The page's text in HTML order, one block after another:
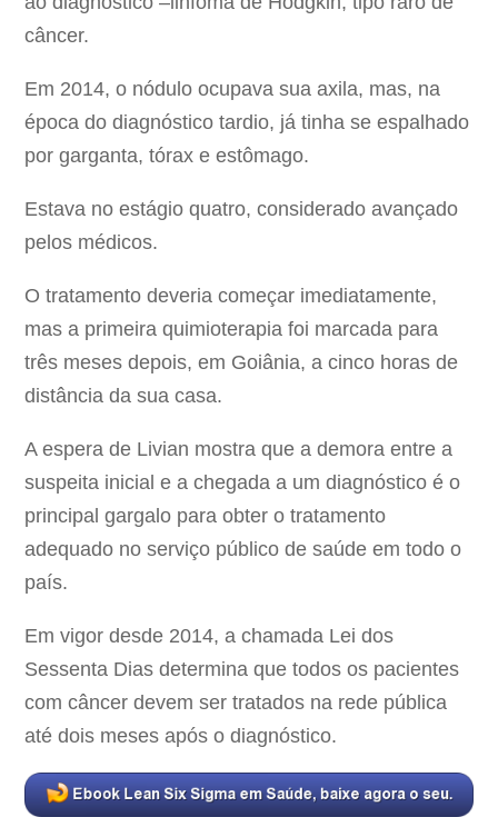
câncer.
Em 2014, o nódulo ocupava sua axila, mas, na
época do diagnóstico tardio, já tinha se espalhado
por garganta, tórax e estômago.
Estava no estágio quatro, considerado avançado
pelos médicos.
O tratamento deveria começar imediatamente,
mas a primeira quimioterapia foi marcada para
três meses depois, em Goiânia, a cinco horas de
distância da sua casa.
A espera de Livian mostra que a demora entre a
suspeita inicial e a chegada a um diagnóstico é o
principal gargalo para obter o tratamento
adequado no serviço público de saúde em todo o
país.
Em vigor desde 2014, a chamada Lei dos
Sessenta Dias determina que todos os pacientes
com câncer devem ser tratados na rede pública
até dois meses após o diagnóstico.